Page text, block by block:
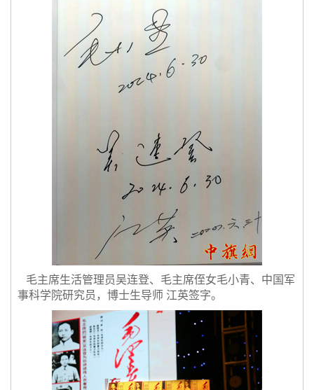
毛主席生活管理员吴连登、毛主席侄女毛小青、中国军
事科学院研究员，博士生导师 江英签字。